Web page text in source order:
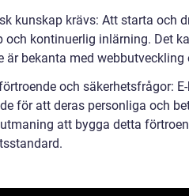
kunskap krävs: Att starta och
och kontinuerlig inlärning. Det
är bekanta med
och säkerhetsfrågor:
för att deras personliga och
att bygga detta